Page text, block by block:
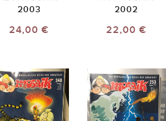
2003
24,00 €
2002
22,00 €